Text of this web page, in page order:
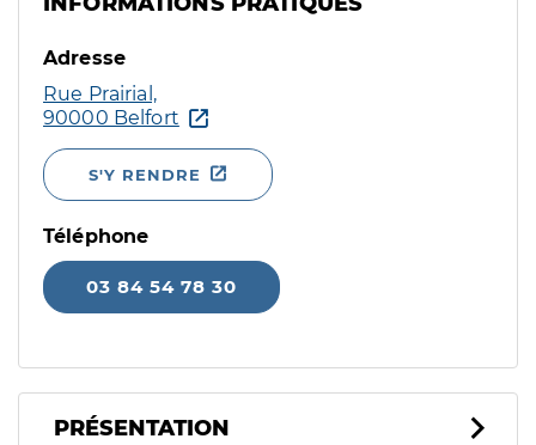
Adresse
Rue Prairial,
90000 Belfort
S'Y RENDRE
Téléphone
03 84 54 78 30
PRÉSENTATION